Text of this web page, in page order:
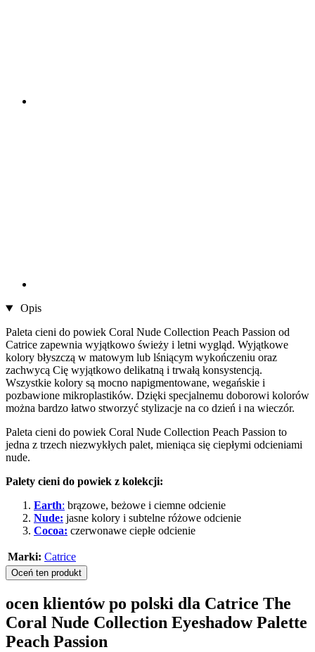
Opis
Paleta cieni do powiek Coral Nude Collection Peach Passion od
Catrice zapewnia wyjątkowo świeży i letni wygląd. Wyjątkowe
kolory błyszczą w matowym lub lśniącym wykończeniu oraz
zachwycą Cię wyjątkowo delikatną i trwałą konsystencją.
Wszystkie kolory są mocno napigmentowane, wegańskie i
pozbawione mikroplastików. Dzięki specjalnemu doborowi kolorów
można bardzo łatwo stworzyć stylizacje na co dzień i na wieczór.
Paleta cieni do powiek Coral Nude Collection Peach Passion to
jedna z trzech niezwykłych palet, mieniąca się ciepłymi odcieniami
nude.
Palety cieni do powiek z kolekcji:
Earth: brązowe, beżowe i ciemne odcienie
Nude: jasne kolory i subtelne różowe odcienie
Cocoa: czerwonawe ciepłe odcienie
Marki: Catrice
Oceń ten produkt
ocen klientów po polski dla Catrice The
Coral Nude Collection Eyeshadow Palette
Peach Passion